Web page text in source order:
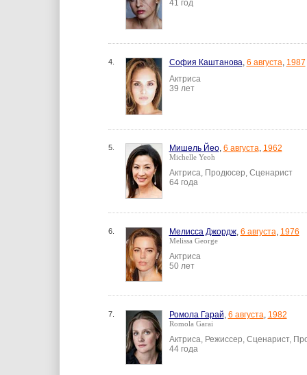
41 год
4. София Каштанова, 6 августа, 1987
Актриса
39 лет
5. Мишель Йео, 6 августа, 1962
Michelle Yeoh
Актриса, Продюсер, Сценарист
64 года
6. Мелисса Джордж, 6 августа, 1976
Melissa George
Актриса
50 лет
7. Ромола Гарай, 6 августа, 1982
Romola Garai
Актриса, Режиссер, Сценарист,
44 года